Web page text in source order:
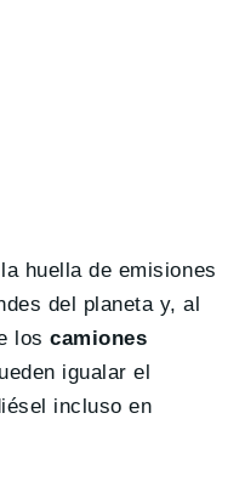
huella de emisiones
del planeta y, al
loscamiones
igualar el
incluso en